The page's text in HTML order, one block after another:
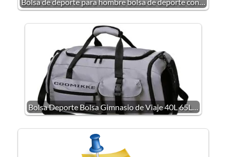
Bolsa de deporte para hombre bolsa de deporte con…
Bolsa Deporte Bolsa Gimnasio de Viaje 40L 65L…